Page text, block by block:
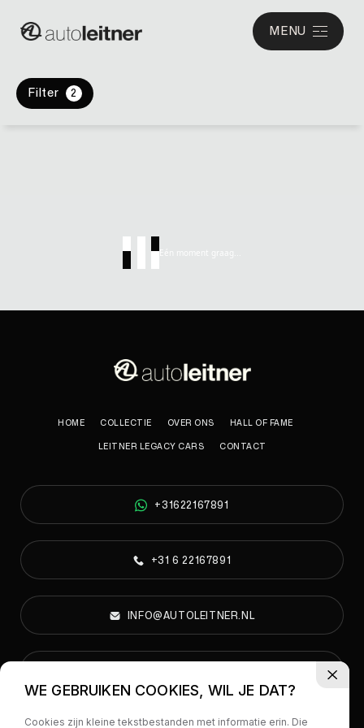
MENU
Filter 2
Eén moment graag...
HOME COLLECTIE OVER ONS HALL OF FAME
LEITNER LEGACY CARS CONTACT
+31622167891
+31 6 22167891
INFO@AUTOLEITNER.NL
WE GEBRUIKEN COOKIES, WIL JE DAT?
Cookies zijn kleine tekstbestanden met informatie erin. Die